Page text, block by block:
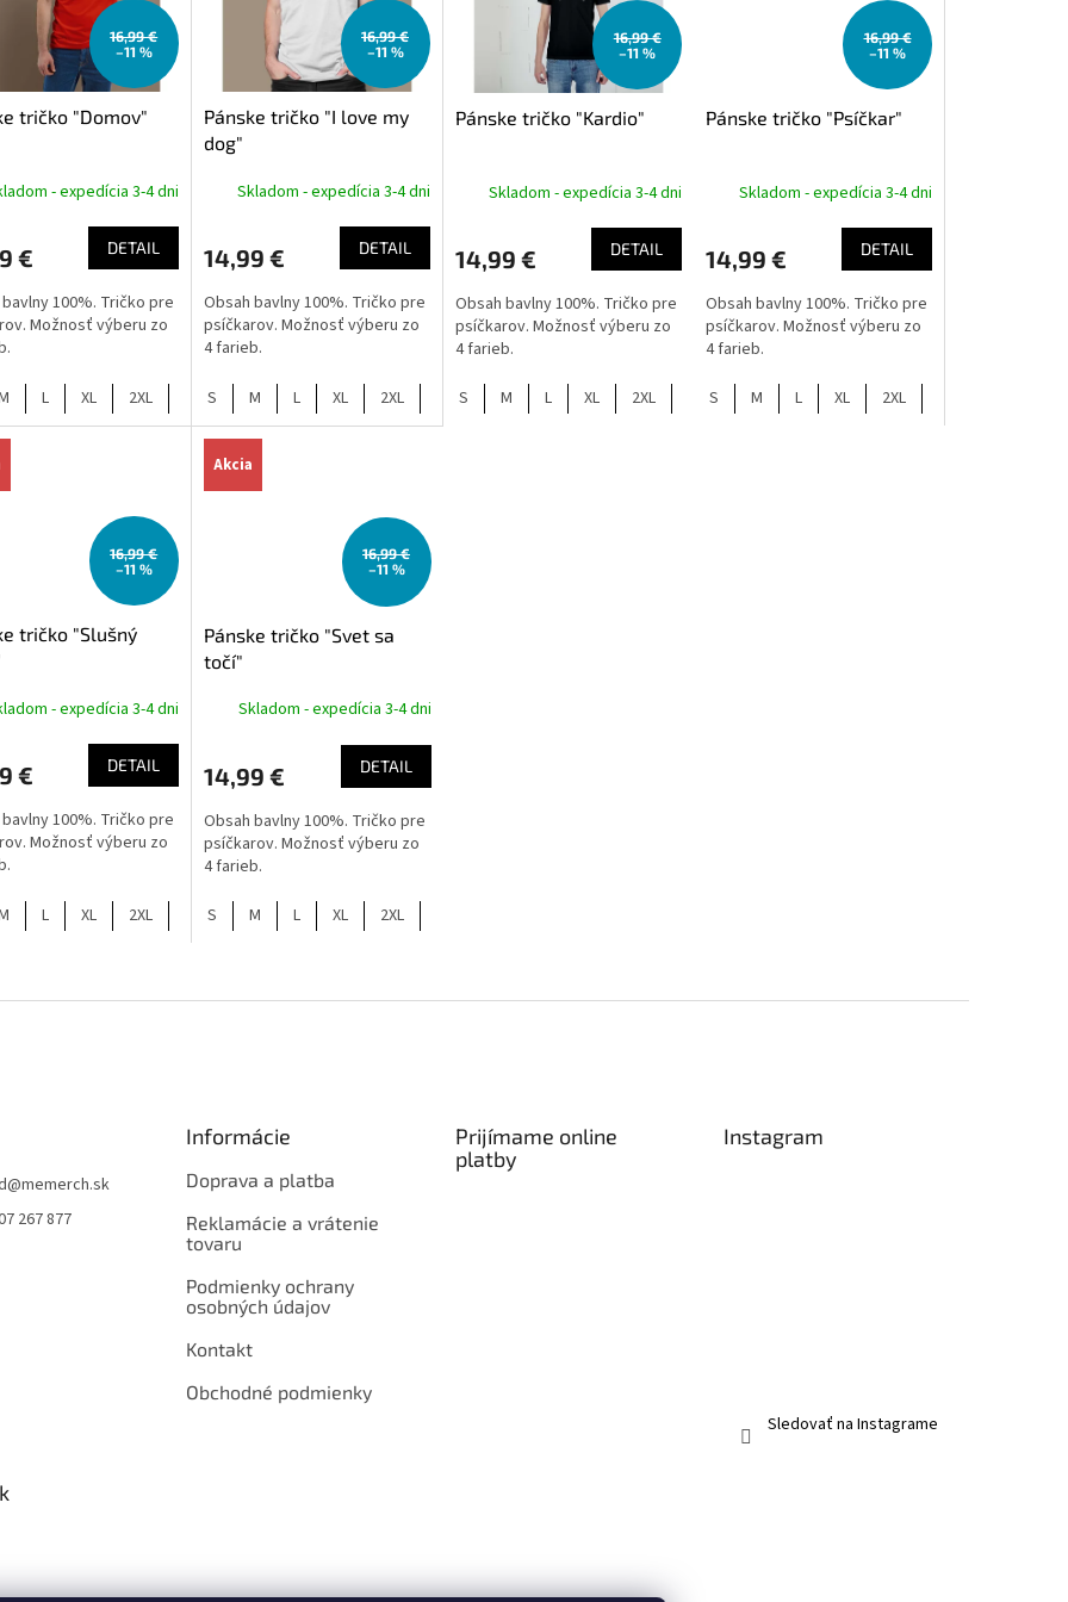
16,99 €
–11 %
tričko "Domov"
- expedícia 3-4 dni
€ DETAIL
100%. Tričko pre
Možnosť výberu zo
L XL 2XL
16,99 €
–11 %
Pánske tričko "I love my
dog"
Skladom - expedícia 3-4 dni
14,99 € DETAIL
Obsah bavlny 100%. Tričko pre
psíčkarov. Možnosť výberu zo
4 farieb.
S M L XL 2XL
16,99 €
–11 %
Pánske tričko "Kardio"
Skladom - expedícia 3-4 dni
14,99 € DETAIL
Obsah bavlny 100%. Tričko pre
psíčkarov. Možnosť výberu zo
4 farieb.
S M L XL 2XL
16,99 €
–11 %
Pánske tričko "Psíčkar"
Skladom - expedícia 3-4 dni
14,99 € DETAIL
Obsah bavlny 100%. Tričko pre
psíčkarov. Možnosť výberu zo
4 farieb.
S M L XL 2XL
16,99 €
–11 %
tričko "Slušný
- expedícia 3-4 dni
€ DETAIL
100%. Tričko pre
Možnosť výberu zo
L XL 2XL
Akcia
16,99 €
–11 %
Pánske tričko "Svet sa
točí"
Skladom - expedícia 3-4 dni
14,99 € DETAIL
Obsah bavlny 100%. Tričko pre
psíčkarov. Možnosť výberu zo
4 farieb.
S M L XL 2XL
v
@memerch.sk
267 877
Informácie
Doprava a platba
Reklamácie a vrátenie
tovaru
Podmienky ochrany
osobných údajov
Kontakt
Obchodné podmienky
Prijímame online
platby
Instagram
Sledovať na Instagrame